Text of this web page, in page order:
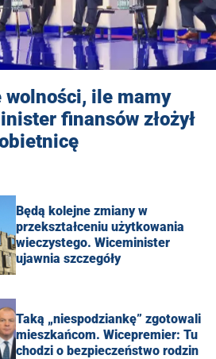
wolności, ile mamy
finansów złożył
Będą kolejne zmiany w
przekształceniu użytkowania
wieczystego. Wiceminister
ujawnia szczegóły
Taką „niespodziankę” zgotowali
mieszkańcom. Wicepremier: Tu
chodzi o bezpieczeństwo rodzin